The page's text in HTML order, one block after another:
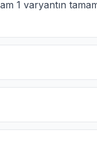
1 varyantın